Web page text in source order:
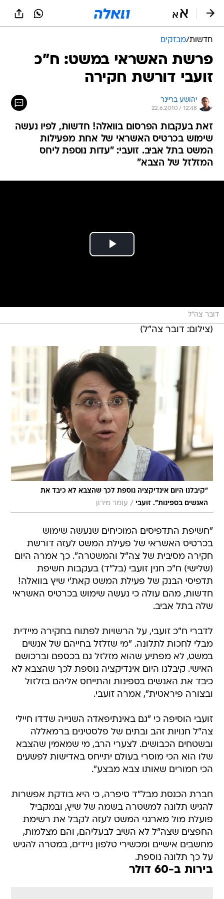
חדשות/מבזקים
פרשת האשראי במשט: ח"כ
זועבי דורשת חקירה
יהושע בריינר
22.6.2010 / 12:48
זאת בעקבות הפרסום בוואלה! חדשות, לפיו נעשה
שימוש בכרטיס האשראי של אחת מפעילות
המשט בתל אביב. זועבי: "עדות נוספת ליחס
המזלזל של הצבא"
דובר צה"ל
(צילום: דובר צה"ל)
"קיבלנו היום אינדיקציה נוספת לכך שהצבא לא כיבד את
האנשים בספינות". זועבי / עומר מירון
"חשיפת התדפיסים המוכיחים שנעשה שימוש
בכרטיס האשראי של פעילת המשט לעזה דורשת
חקירה מסיבית של צה"ל והמשטרה". כך אמרה היום
(שלישי) ח"כ חנין זועבי (בל"ד) בעקבות חשיפת
תדפיסי הבנק של פעילת המשט קאת'י שיץ בוואלה!
חדשות, מהם עולה כי נעשה שימוש בכרטיס האשראי
שלה בתל אביב.
לדברי ח"כ זועבי, על הרשויות לפתוח בחקירה מיידית
מבלי לחכות לתלונה. "מי שזלזל בחייהם של אנשים
במשט, לא מפתיע שהוא מזלזל גם בכספם וברכושם
האישי. קיבלנו היום אינדיקציה נוספת לכך שהצבא לא
כיבד את האנשים בספינות והתייחס אליהם בזלזול
ובצורה פיראטית", אמרה זועבי.
זועבי הוסיפה כי "גם באינתיפאדה השנייה שדדו חיילי
צה"ל חנויות זהב ובתים של פלסטינים ברמאללה
ובשטחים הכבושים. לצערי הרב, מי שמאמין שהצבא
שלו הוא הכי מוסרי בעולם יתייחס באדישות לפשעים
הכי חמורים שאותו צבא מבצע".
חברת הכנסת מבל"ד סיפרה, כי היא בודקת אפשרות
להגיש תלונה למשטרה בשמה של שיץ, ובמקביל
פועלת מול מארגני המשט לעזה לקבל את רשימת
החפצים שצה"ל לא השיב לבעליהם, והם מצלמות,
מחשבים אישיים ומכשירי טלפון ניידים, במטרה להגיש
על כך תלונה נוספת.
בירות ב-60 דולר